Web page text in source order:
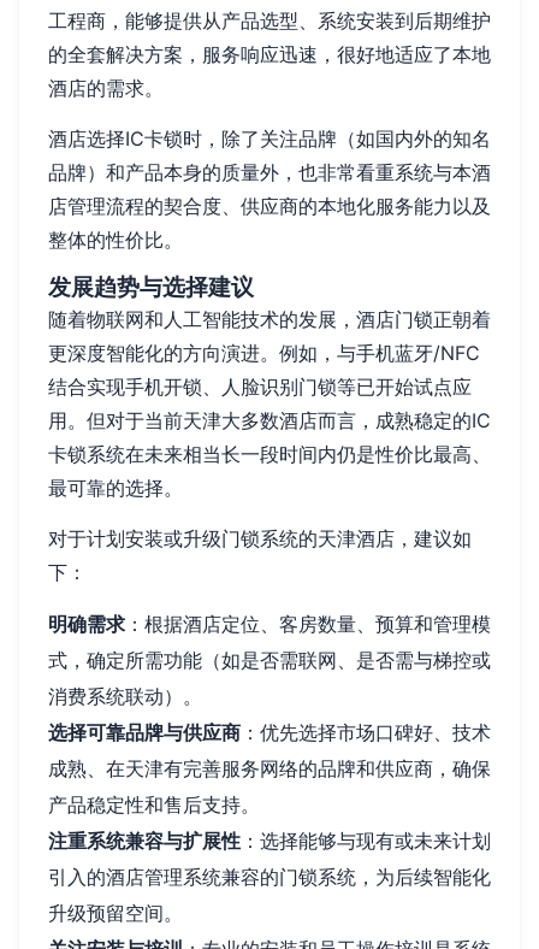
工程商，能够提供从产品选型、系统安装到后期维护
的全套解决方案，服务响应迅速，很好地适应了本地
酒店的需求。
酒店选择IC卡锁时，除了关注品牌（如国内外的知名
品牌）和产品本身的质量外，也非常看重系统与本酒
店管理流程的契合度、供应商的本地化服务能力以及
整体的性价比。
发展趋势与选择建议
随着物联网和人工智能技术的发展，酒店门锁正朝着
更深度智能化的方向演进。例如，与手机蓝牙/NFC
结合实现手机开锁、人脸识别门锁等已开始试点应
用。但对于当前天津大多数酒店而言，成熟稳定的IC
卡锁系统在未来相当长一段时间内仍是性价比最高、
最可靠的选择。
对于计划安装或升级门锁系统的天津酒店，建议如
下：
明确需求 ：根据酒店定位、客房数量、预算和管理模
式，确定所需功能（如是否需联网、是否需与梯控或
消费系统联动）。
选择可靠品牌与供应商 ：优先选择市场口碑好、技术
成熟、在天津有完善服务网络的品牌和供应商，确保
产品稳定性和售后支持。
注重系统兼容与扩展性 ：选择能够与现有或未来计划
引入的酒店管理系统兼容的门锁系统，为后续智能化
升级预留空间。